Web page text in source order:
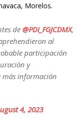
Morelos.
de @PDI_FGJCDMX,
al
participación
y
más información
4, 2023